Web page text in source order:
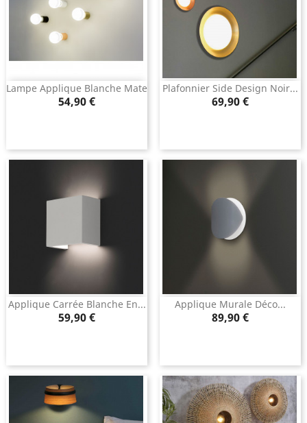
Lampe Applique Blanche Mate
Prix
54,90 €
Plafonnier Side Design Noir...
Prix
69,90 €
Applique Carrée Blanche En...
Prix
59,90 €
Applique Murale Déco...
Prix
89,90 €